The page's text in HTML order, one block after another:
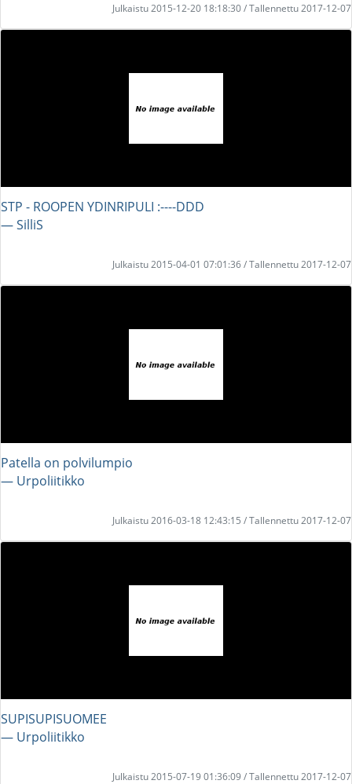
Julkaistu 2015-12-20 18:18:30 / Tallennettu 2017-12-07
STP - ROOPEN YDINRIPULI :----DDD
― SilliS
Julkaistu 2015-04-01 07:01:36 / Tallennettu 2017-12-07
Patella on polvilumpio
― Urpoliitikko
Julkaistu 2016-03-18 12:43:15 / Tallennettu 2017-12-07
SUPISUPISUOMEE
― Urpoliitikko
Julkaistu 2015-07-19 01:36:09 / Tallennettu 2017-12-07